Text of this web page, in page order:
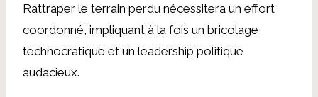
Rattraper le terrain perdu nécessitera un effort
coordonné, impliquant à la fois un bricolage
technocratique et un leadership politique
audacieux.